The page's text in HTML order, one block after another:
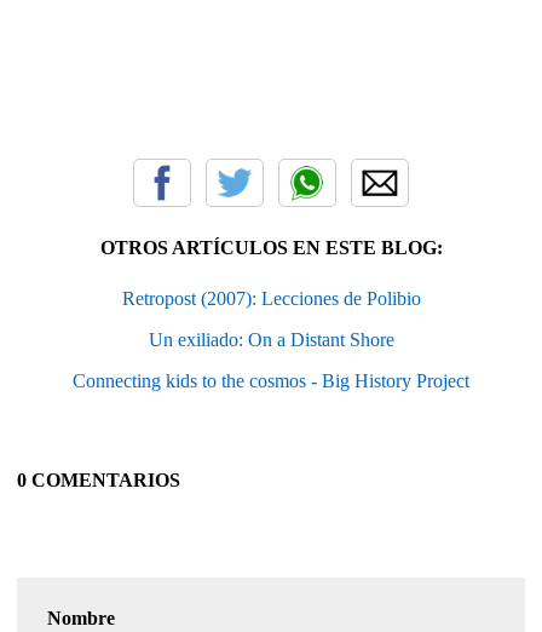
OTROS ARTÍCULOS EN ESTE BLOG:
Retropost (2007): Lecciones de Polibio
Un exiliado: On a Distant Shore
Connecting kids to the cosmos - Big History Project
0 COMENTARIOS
Nombre